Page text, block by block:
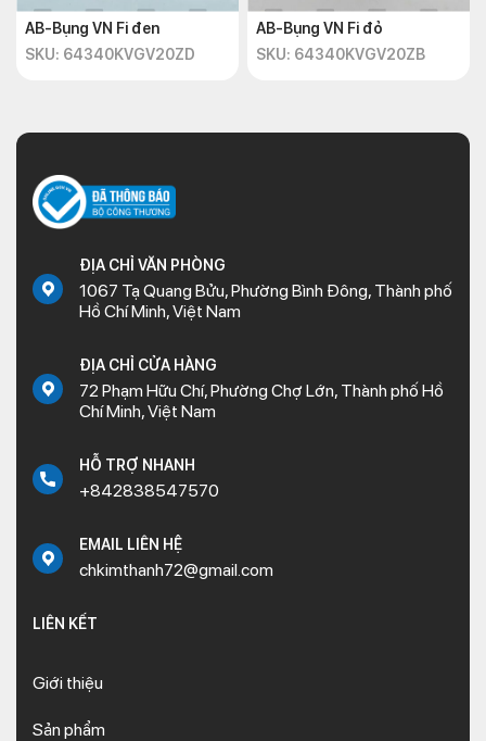
AB-Bụng VN Fi đen
SKU: 64340KVGV20ZD
AB-Bụng VN Fi đỏ
SKU: 64340KVGV20ZB
ĐỊA CHỈ VĂN PHÒNG
1067 Tạ Quang Bửu, Phường Bình Đông, Thành phố
Hồ Chí Minh, Việt Nam
ĐỊA CHỈ CỬA HÀNG
72 Phạm Hữu Chí, Phường Chợ Lớn, Thành phố Hồ
Chí Minh, Việt Nam
HỖ TRỢ NHANH
+842838547570
EMAIL LIÊN HỆ
chkimthanh72@gmail.com
LIÊN KẾT
Giới thiệu
Sản phẩm